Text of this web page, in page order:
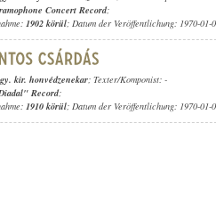
Concert Record;
1902 körül; Datum der Veröffentlichung: 1970-01-
kir. honvédzenekar; Texter/Komponist: -
Record;
1910 körül; Datum der Veröffentlichung: 1970-01-